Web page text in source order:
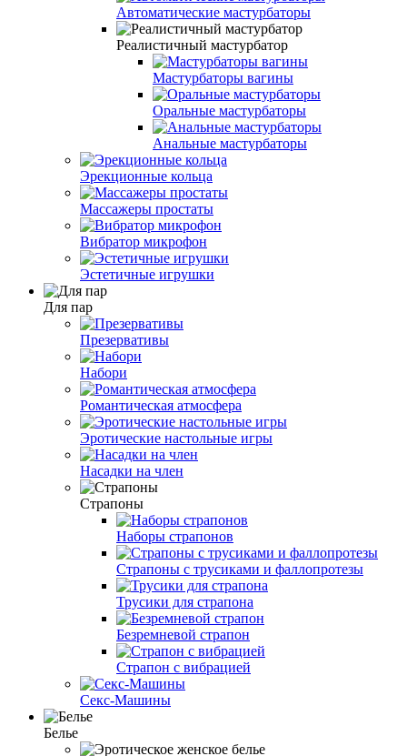
Автоматические мастурбаторы
Реалистичный мастурбатор
Мастурбаторы вагины
Оральные мастурбаторы
Анальные мастурбаторы
Эрекционные кольца
Массажеры простаты
Вибратор микрофон
Эстетичные игрушки
Для пар
Презервативы
Набори
Романтическая атмосфера
Эротические настольные игры
Насадки на член
Страпоны
Наборы страпонов
Страпоны с трусиками и фаллопротезы
Трусики для страпона
Безремневой страпон
Страпон с вибрацией
Секс-Машины
Белье